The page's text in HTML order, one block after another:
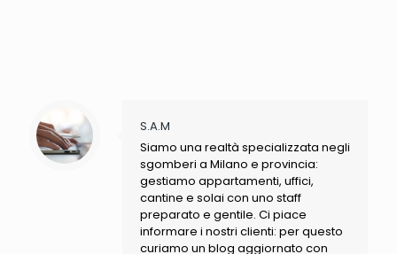
S.A.M
Siamo una realtà specializzata negli
sgomberi a Milano e provincia:
gestiamo appartamenti, uffici,
cantine e solai con uno staff
preparato e gentile. Ci piace
informare i nostri clienti: per questo
curiamo un blog aggiornato con